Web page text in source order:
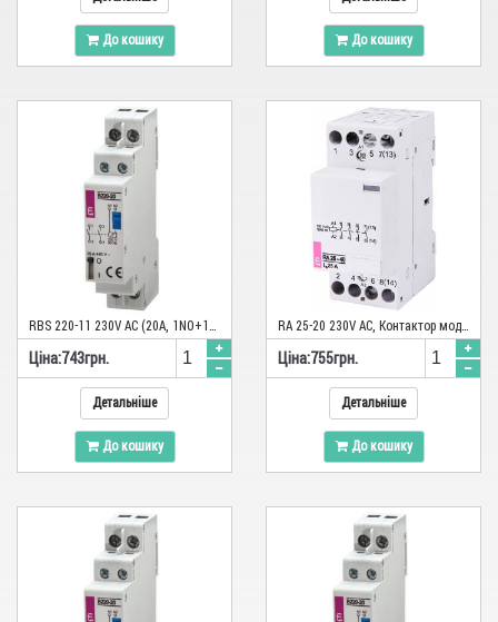
До кошику До кошику
RВS 220-11 230V AC (20A, 1NО+1NC), Контактор імпульсний
Цiна:743грн.
Детальніше
До кошику
RA 25-20 230V AC, Контактор модульний
Цiна:755грн.
Детальніше
До кошику